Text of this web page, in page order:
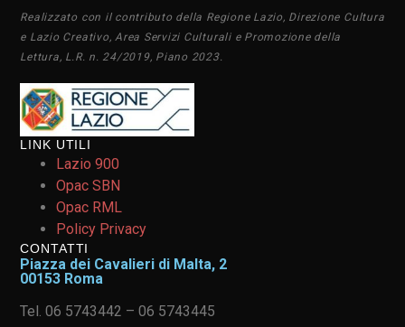
Realizzato con il contributo della Regione Lazio, Direzione Cultura
e Lazio Creativo, Area Servizi Culturali e Promozione della
Lettura, L.R. n. 24/2019, Piano 2023.
LINK UTILI
Lazio 900
Opac SBN
Opac RML
Policy Privacy
CONTATTI
Piazza dei Cavalieri di Malta, 2
00153 Roma
Tel. 06 5743442 – 06 5743445